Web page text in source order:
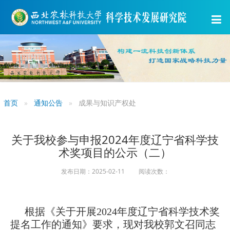
首页 通知公告 成果与知识产权处
关于我校参与申报2024年度辽宁省科学技
术奖项目的公示（二）
发布日期：2025-02-11 阅读次数：
根据《关于开展2024年度辽宁省科学技术奖
提名工作的通知》要求，现对我校郭文召同志